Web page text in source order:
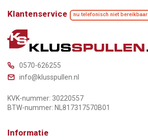
Klantenservice nu telefonisch niet bereikbaar
0570-626255
info@klusspullen.nl
KVK-nummer: 30220557
BTW-nummer: NL817317570B01
Informatie